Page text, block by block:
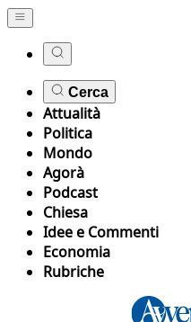
Cerca
Attualità
Politica
Mondo
Agorà
Podcast
Chiesa
Idee e Commenti
Economia
Rubriche